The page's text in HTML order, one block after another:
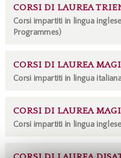
CORSI DI LAUREA
Corsi impartiti in lingua
Programmes)
CORSI DI LAUREA
Corsi impartiti in lingua
CORSI DI LAUREA
Corsi impartiti in lingua